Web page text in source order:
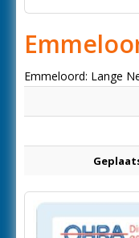
Emmeloord: Lange